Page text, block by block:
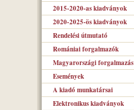
2015-2020-as kiadványok
2020-2025-ös kiadványok
Rendelési útmutató
Romániai forgalmazók
Magyarországi forgalmazás
Események
A kiadó munkatársai
Elektronikus kiadványok